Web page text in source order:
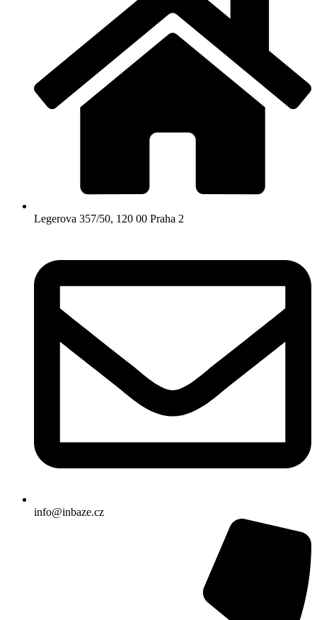
Legerova 357/50, 120 00 Praha 2
info@inbaze.cz